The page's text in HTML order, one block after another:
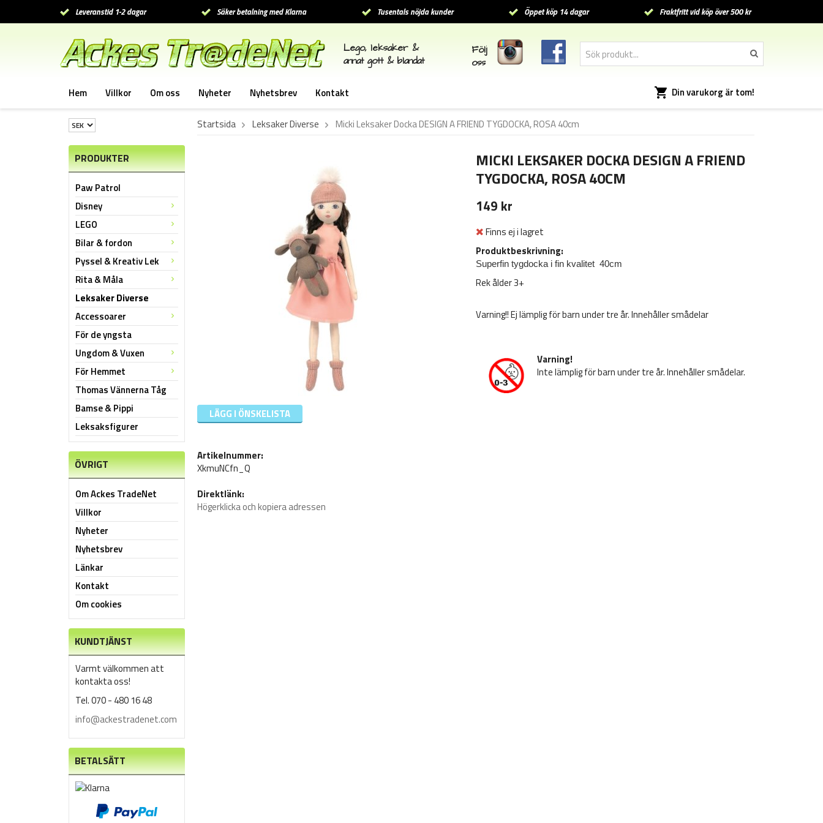
Leveranstid 1-2 dagar Säker betalning med Klarna Tusentals nöjda kunder Öppet köp 14 dagar Fraktfritt vid köp över 500 kr
Lego, leksaker &
annat gott & blandat
Följ
oss
Hem Villkor Om oss Nyheter Nyhetsbrev Kontakt Din varukorg är tom!
PRODUKTER
Paw Patrol
Disney
LEGO
Bilar & fordon
Pyssel & Kreativ Lek
Rita & Måla
Leksaker Diverse
Accessoarer
För de yngsta
Ungdom & Vuxen
För Hemmet
Thomas Vännerna Tåg
Bamse & Pippi
Leksaksfigurer
ÖVRIGT
Om Ackes TradeNet
Villkor
Nyheter
Nyhetsbrev
Länkar
Kontakt
Om cookies
KUNDTJÄNST
Varmt välkommen att
kontakta oss!
Tel. 070 - 480 16 48
info@ackestradenet.com
BETALSÄTT
Startsida Leksaker Diverse Micki Leksaker Docka DESIGN A FRIEND TYGDOCKA, ROSA 40cm
MICKI LEKSAKER DOCKA DESIGN A FRIEND
TYGDOCKA, ROSA 40CM
149 kr
Finns ej i lagret
Produktbeskrivning:
Superfin tygdocka i fin kvalitet 40cm
Rek ålder 3+
Varning!! Ej lämplig för barn under tre år. Innehåller smådelar
Varning!
Inte lämplig för barn under tre år. Innehåller smådelar.
LÄGG I ÖNSKELISTA
Artikelnummer:
XkmuNCfn_Q
Direktlänk:
Högerklicka och kopiera adressen